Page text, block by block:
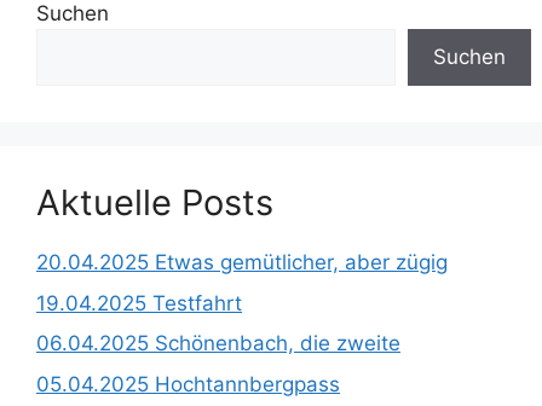
Suchen
Suchen
Aktuelle Posts
20.04.2025 Etwas gemütlicher, aber zügig
19.04.2025 Testfahrt
06.04.2025 Schönenbach, die zweite
05.04.2025 Hochtannbergpass